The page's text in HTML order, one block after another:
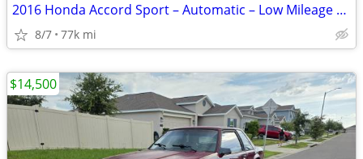
2016 Honda Accord Sport – Automatic – Low Mileage – 2.4L Engine – Whit
8/7 77k mi
$14,500